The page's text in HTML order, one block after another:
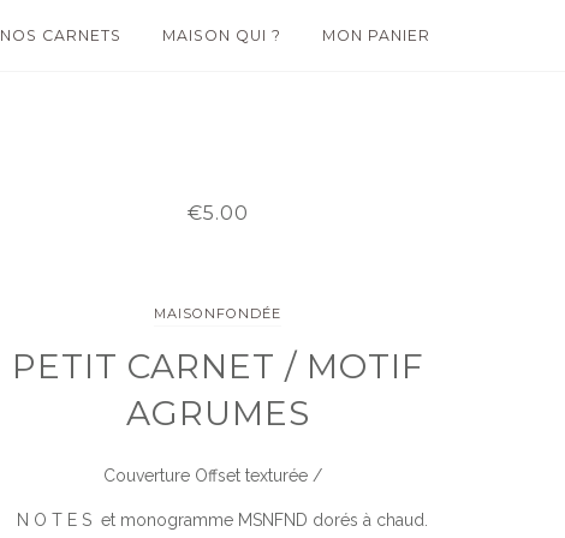
NOS CARNETS MAISON QUI ? MON PANIER
€5.00
MAISONFONDÉE
PETIT CARNET / MOTIF
AGRUMES
Couverture Offset texturée /
N O T E S et monogramme MSNFND dorés à chaud.